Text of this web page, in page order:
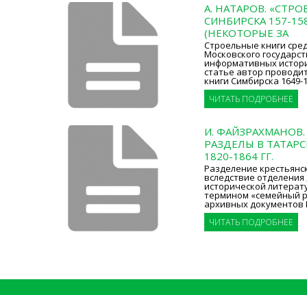
А. НАТАРОВ.
СИНБИРСКА 157-
(НЕКОТОРЫЕ ЗА
Строельные книги
Московского
информативных
статье автор
книги Симбирска 1649-
ЧИТАТЬ ПОДРОБНЕЕ
И.
РАЗДЕЛЫ В
1820-1864 ГГ.
Разделение
вследствие
исторической
термином «семейный
архивных документов
ЧИТАТЬ ПОДРОБНЕЕ